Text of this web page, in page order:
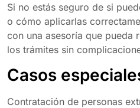
Si no estás seguro de si
o cómo aplicarlas
con una asesoría que pueda
los trámites sin
Casos
Contratación de personas